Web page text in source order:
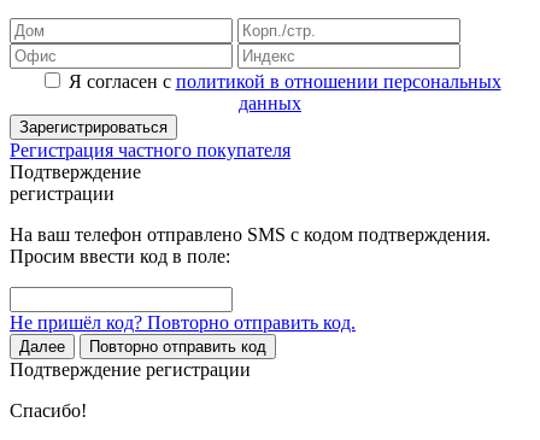
Я согласен с политикой в отношении персональных
данных
Зарегистрироваться
Регистрация частного покупателя
Подтверждение
регистрации
На ваш телефон отправлено SMS с кодом подтверждения.
Просим ввести код в поле:
Не пришёл код? Повторно отправить код.
Далее Повторно отправить код
Подтверждение регистрации
Спасибо!